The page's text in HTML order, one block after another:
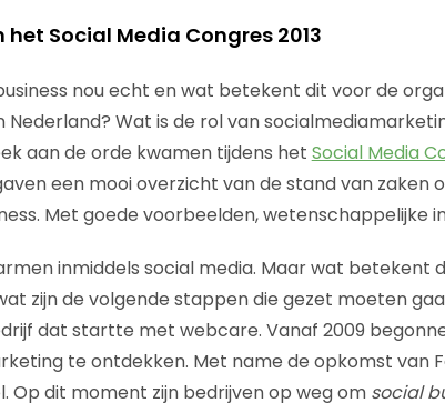
Social Media Congres 2013
nou echt en wat betekent dit voor de
Nederland? Wat is de rol van
aan de orde kwamen tijdens het Social Media
een mooi overzicht van de stand van zaken
Met goede voorbeelden, wetenschappelijke
inmiddels social media. Maar wat betekent
zijn de volgende stappen die gezet moeten
dat startte met webcare. Vanaf 2009
te ontdekken. Met name de opkomst van
Op dit moment zijn bedrijven op weg om social